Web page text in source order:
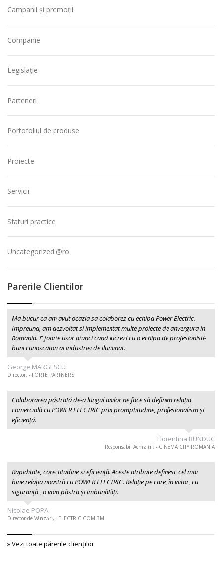
Campanii și promoții
Companie
Legislație
Parteneri
Portofoliul de produse
Proiecte
Servicii
Sfaturi practice
Uncategorized @ro
Parerile Clientilor
Ma bucur ca am avut ocazia sa colaborez cu echipa Power Electric.
Impreuna, am dezvoltat si implementat multe proiecte de anvergura in
Romania. E foarte usor atunci cand lucrezi cu o echipa de profesionisti-
buni cunoscatori ai industriei de iluminat.
George MARGESCU
Director, - FORTE PARTNERS
Colaborarea păstrată de-a lungul anilor ne face să definim relația
comercială cu POWER ELECTRIC prin promptitudine, profesionalism şi
eficiență.
Florentina BUNDUC
Responsabil Achiziții, - CINEMA CITY ROMANIA
Rapiditate, corectitudine si eficiență. Aceste atribute definesc cel mai
bine relația noastră cu POWER ELECTRIC. Relație pe care, în viitor, cu
siguranță , o vom păstra și imbunătăți.
Nicolae POPA
Director de Vânzări, - ELECTRIC COM 3M
» Vezi toate părerile clienţilor